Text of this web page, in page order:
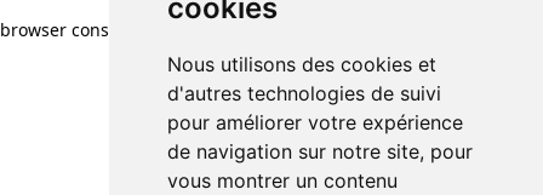
cookies
Nous utilisons des cookies et
d'autres technologies de suivi
pour améliorer votre expérience
de navigation sur notre site, pour
vous montrer un contenu
browser console for more information)